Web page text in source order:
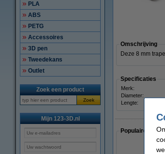
PLA
ABS
PETG
Accessoires
3D pen
Tweedekans
Outlet
Zoek een product
Zoek
Mijn 123-3D.nl
Omschrijving
Deze 8 mm
Specificaties
Merk:
Diameter:
Lengte:
Populaire